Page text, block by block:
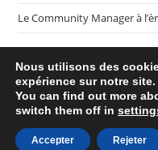
Le Community Manager à
Plan de mon blog My
Nous utilisons des
expérience sur notre site.
You can find out more
switch them off in
Accepter Rejeter